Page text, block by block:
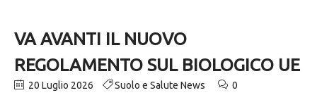
VA AVANTI IL NUOVO
REGOLAMENTO SUL BIOLOGICO UE
20 Luglio 2026 Suolo e Salute News 0